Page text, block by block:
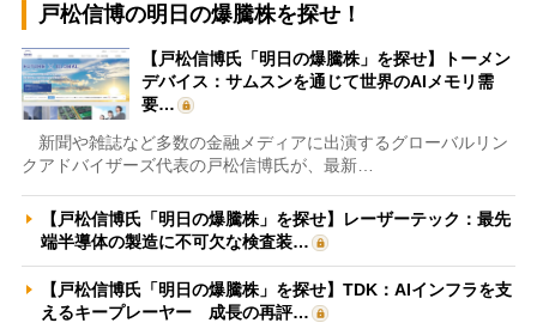
戸松信博の明日の爆騰株を探せ！
【戸松信博氏「明日の爆騰株」を探せ】トーメン
デバイス：サムスンを通じて世界のAIメモリ需
要…
新聞や雑誌など多数の金融メディアに出演するグローバルリン
クアドバイザーズ代表の戸松信博氏が、最新…
【戸松信博氏「明日の爆騰株」を探せ】レーザーテック：最先
端半導体の製造に不可欠な検査装…
【戸松信博氏「明日の爆騰株」を探せ】TDK：AIインフラを支
えるキープレーヤー 成長の再評…